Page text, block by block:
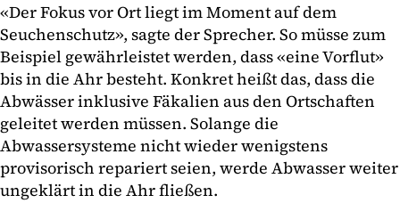
«Der Fokus vor Ort liegt im Moment auf dem
Seuchenschutz», sagte der Sprecher. So müsse zum
Beispiel gewährleistet werden, dass «eine Vorflut»
bis in die Ahr besteht. Konkret heißt das, dass die
Abwässer inklusive Fäkalien aus den Ortschaften
geleitet werden müssen. Solange die
Abwassersysteme nicht wieder wenigstens
provisorisch repariert seien, werde Abwasser weiter
ungeklärt in die Ahr fließen.